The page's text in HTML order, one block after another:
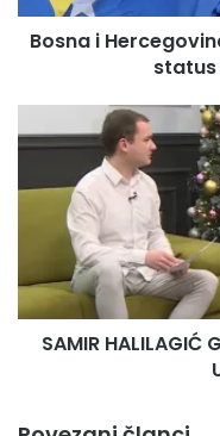
za
članstvo
Bosna i
status
HALILAGIĆ
U
EMISIJI
POSLIJEPODNE
RTV
USK
SAMIR HALILAGIĆ